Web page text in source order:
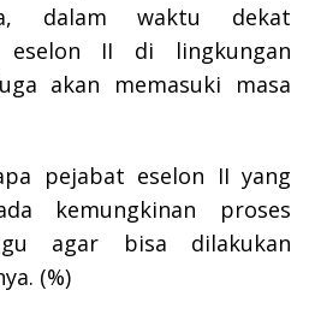
dalam waktu dekat
eselon II di lingkungan
akan memasuki masa
pejabat eselon II yang
kemungkinan proses
agar bisa dilakukan
(%)